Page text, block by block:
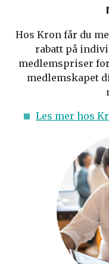
Hos Kron får du
rabatt på
medlemspriser
medlemskapet
Les mer hos